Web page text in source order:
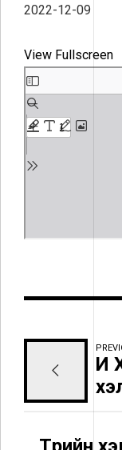
2022-12-09
View Fullscreen
И